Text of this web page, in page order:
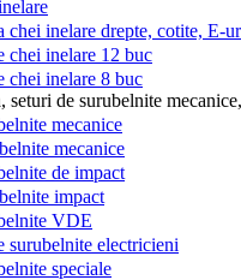
chei inelare drepte, cotite, E-
chei inelare 12 buc
chei inelare 8 buc
seturi de surubelnite
mecanice
mecanice
de impact
impact
VDE
surubelnite electricieni
speciale